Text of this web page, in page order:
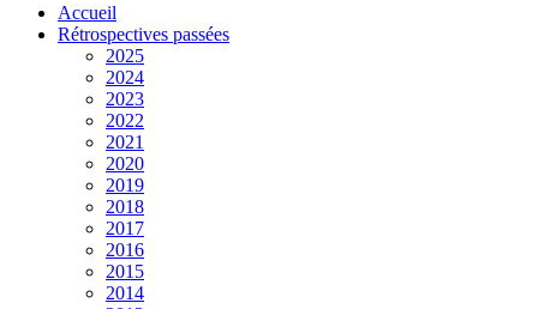
Accueil
Rétrospectives passées
2025
2024
2023
2022
2021
2020
2019
2018
2017
2016
2015
2014